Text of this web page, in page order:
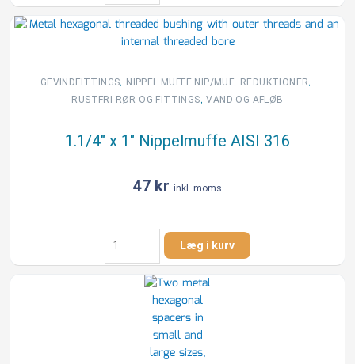
2"
Formindsket
muffe
316
antal
GEVINDFITTINGS, NIPPEL MUFFE NIP/MUF, REDUKTIONER,
RUSTFRI RØR OG FITTINGS,VAND OG AFLØB
1.1/4″ x 1″ Nippelmuffe AISI 316
47 kr inkl. moms
1.1/4"
1"
Nippelmuffe
Læg i kurv